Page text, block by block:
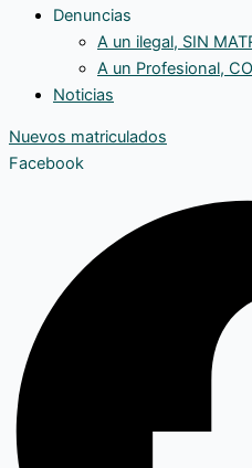
Denuncias
A un ilegal, SIN
A un Profesional,
Noticias
Nuevos matriculados
Facebook